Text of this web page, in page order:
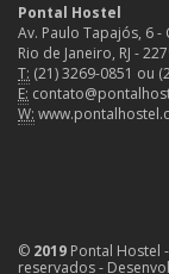
Pontal Hostel
Av. Paulo Tapajós, 6 -
Rio de Janeiro, RJ -
T: (21) 3269-0851 ou
E:
W:
© 2019 Pontal Hostel
reservados -